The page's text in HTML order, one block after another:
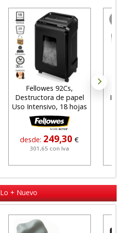
Fellowes 92Cs,
Destructora de papel
Uso Intensivo, 18 hojas
desde: 249,30 €
301,65 con Iva
Lo + Nuevo